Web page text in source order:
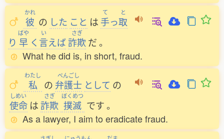
かれ
彼 の した こと は
て
手っ
と
取
り
ばや
早 く
い
言えば
さぎ
詐欺 だ。
What he did is, in short, fraud.
わたし
私 の
べんごし
弁護士 として の
しめい
使命 は
さぎ
詐欺
ぼくめつ
撲滅 です。
As a lawyer, I aim to eradicate fraud.